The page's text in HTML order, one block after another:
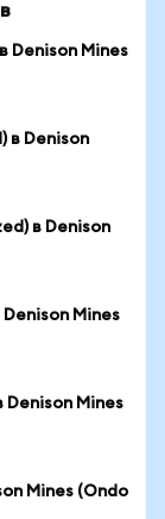
Denison Mines
в Denison
в Denison
Mines
Denison Mines
Mines (Ondo